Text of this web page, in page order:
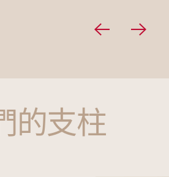
的支柱